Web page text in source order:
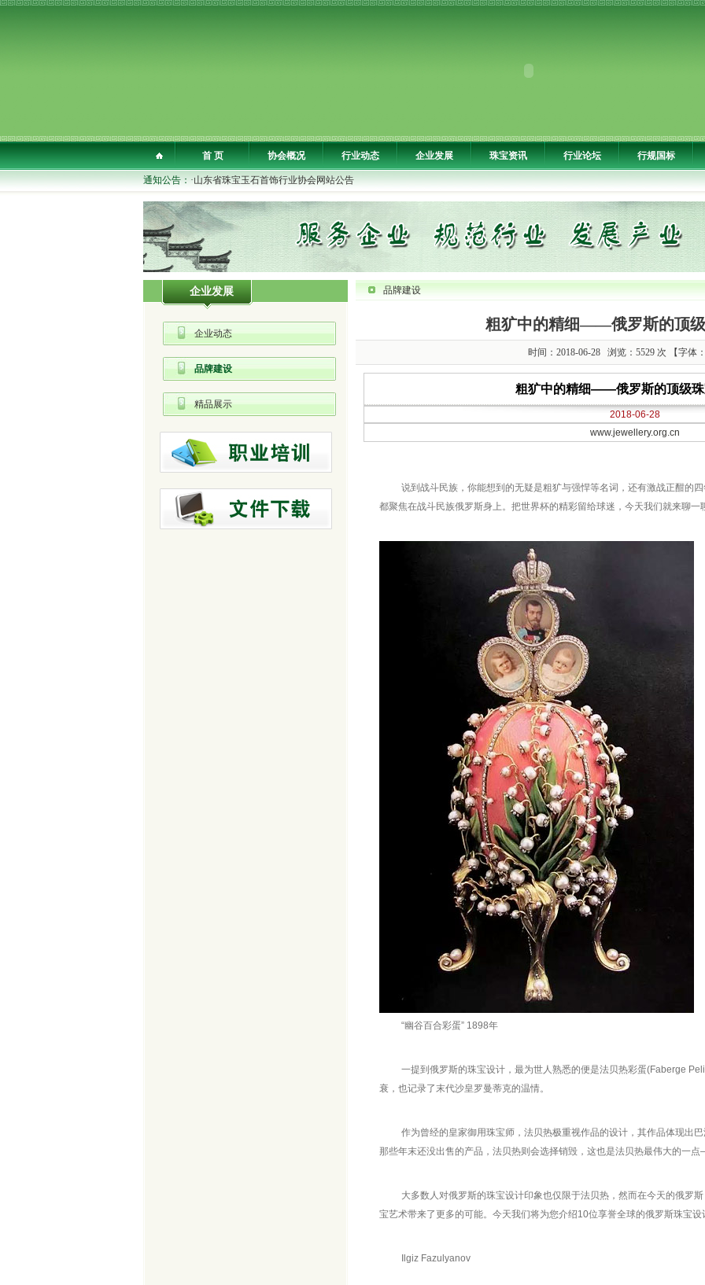
首 页 协会概况 行业动态 企业发展 珠宝资讯 行业论坛 行规国标
通知公告： ·山东省珠宝玉石首饰行业协会网站公告
企业发展
企业动态
品牌建设
精品展示
品牌建设
粗犷中的精细——俄罗斯的顶
时间：2018-06-28 浏览：5529 次 【字体：
粗犷中的精细——俄罗斯的顶级珠
2018-06-28
www.jewellery.org.cn
说到战斗民族，你能想到的无疑是粗犷与强悍等名词，还有激战正酣的
都聚焦在战斗民族俄罗斯身上。把世界杯的精彩留给球迷，今天我们就来聊一
“幽谷百合彩蛋” 1898年
一提到俄罗斯的珠宝设计，最为世人熟悉的便是法贝热彩蛋(Faberge
衰，也记录了末代沙皇罗曼蒂克的温情。
作为曾经的皇家御用珠宝师，法贝热极重视作品的设计，其作品体现出
那些年末还没出售的产品，法贝热则会选择销毁，这也是法贝热最伟大的一
大多数人对俄罗斯的珠宝设计印象也仅限于法贝热，然而在今天的俄罗
宝艺术带来了更多的可能。今天我们将为您介绍10位享誉全球的俄罗斯珠宝设
Ilgiz Fazulyanov